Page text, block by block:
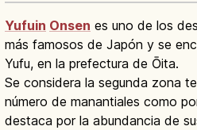
Yufuin Onsen es uno de los
más famosos de Japón y se
Yufu, en la prefectura de Ōita.
Se considera la segunda zona
número de manantiales como
destaca por la abundancia de